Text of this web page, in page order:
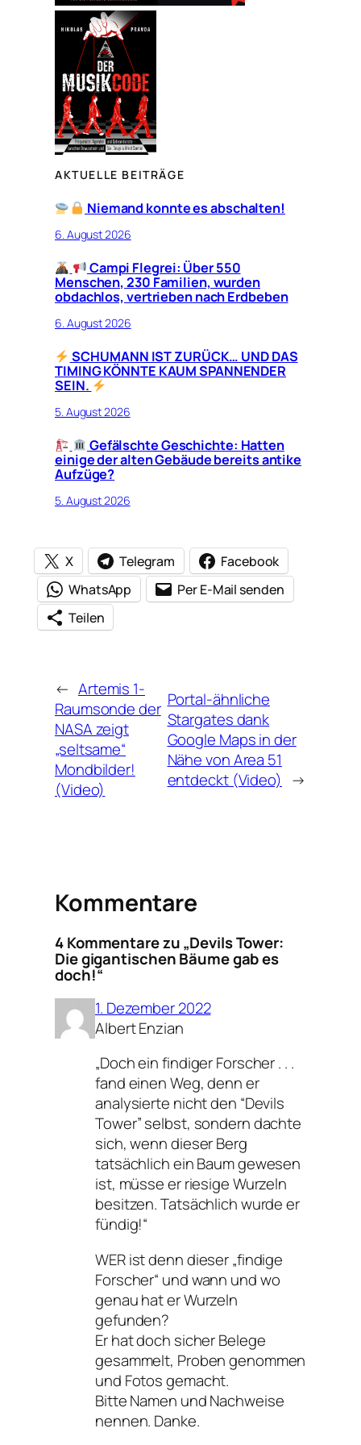
AKTUELLE BEITRÄGE
Niemand konnte es abschalten!
6. August 2026
Campi Flegrei: Über 550
Menschen, 230 Familien, wurden
obdachlos, vertrieben nach Erdbeben
6. August 2026
SCHUMANN IST ZURÜCK… UND DAS
TIMING KÖNNTE KAUM SPANNENDER
SEIN.
5. August 2026
Gefälschte Geschichte: Hatten
einige der alten Gebäude bereits antike
Aufzüge?
5. August 2026
X Telegram
Facebook
WhatsApp
Per E-Mail senden
Teilen
← Artemis 1-
Raumsonde der
NASA zeigt
„seltsame“
Mondbilder!
(Video)
Portal-ähnliche
Stargates dank
Google Maps in der
Nähe von Area 51
entdeckt (Video) →
Kommentare
4 Kommentare zu „Devils Tower:
Die gigantischen Bäume gab es
doch!“
1. Dezember 2022
Albert Enzian
„Doch ein findiger Forscher . . .
fand einen Weg, denn er
analysierte nicht den “Devils
Tower” selbst, sondern dachte
sich, wenn dieser Berg
tatsächlich ein Baum gewesen
ist, müsse er riesige Wurzeln
besitzen. Tatsächlich wurde er
fündig!“
WER ist denn dieser „findige
Forscher“ und wann und wo
genau hat er Wurzeln
gefunden?
Er hat doch sicher Belege
gesammelt, Proben genommen
und Fotos gemacht.
Bitte Namen und Nachweise
nennen. Danke.